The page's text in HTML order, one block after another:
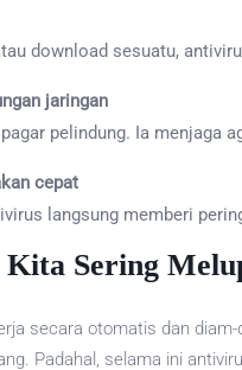
download sesuatu,
jaringan
pelindung. Ia menjaga
cepat
langsung memberi
Kita Sering
secara otomatis dan
Padahal, selama ini